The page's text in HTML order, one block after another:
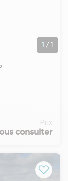
1 / 1
Prix
consulter